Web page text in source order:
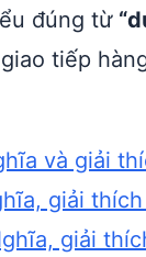
đúng từ
tiếp
và giải
giải thích
giải